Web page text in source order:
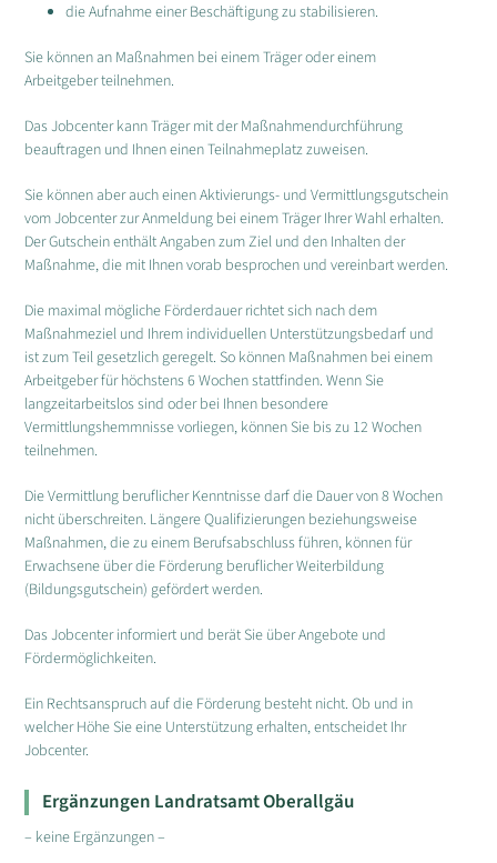
die Aufnahme einer Beschäftigung zu stabilisieren.
Sie können an Maßnahmen bei einem Träger oder einem
Arbeitgeber teilnehmen.
Das Jobcenter kann Träger mit der Maßnahmendurchführung
beauftragen und Ihnen einen Teilnahmeplatz zuweisen.
Sie können aber auch einen Aktivierungs- und Vermittlungsgutschein
vom Jobcenter zur Anmeldung bei einem Träger Ihrer Wahl erhalten.
Der Gutschein enthält Angaben zum Ziel und den Inhalten der
Maßnahme, die mit Ihnen vorab besprochen und vereinbart werden.
Die maximal mögliche Förderdauer richtet sich nach dem
Maßnahmeziel und Ihrem individuellen Unterstützungsbedarf und
ist zum Teil gesetzlich geregelt. So können Maßnahmen bei einem
Arbeitgeber für höchstens 6 Wochen stattfinden. Wenn Sie
langzeitarbeitslos sind oder bei Ihnen besondere
Vermittlungshemmnisse vorliegen, können Sie bis zu 12 Wochen
teilnehmen.
Die Vermittlung beruflicher Kenntnisse darf die Dauer von 8 Wochen
nicht überschreiten. Längere Qualifizierungen beziehungsweise
Maßnahmen, die zu einem Berufsabschluss führen, können für
Erwachsene über die Förderung beruflicher Weiterbildung
(Bildungsgutschein) gefördert werden.
Das Jobcenter informiert und berät Sie über Angebote und
Fördermöglichkeiten.
Ein Rechtsanspruch auf die Förderung besteht nicht. Ob und in
welcher Höhe Sie eine Unterstützung erhalten, entscheidet Ihr
Jobcenter.
Ergänzungen Landratsamt Oberallgäu
– keine Ergänzungen –